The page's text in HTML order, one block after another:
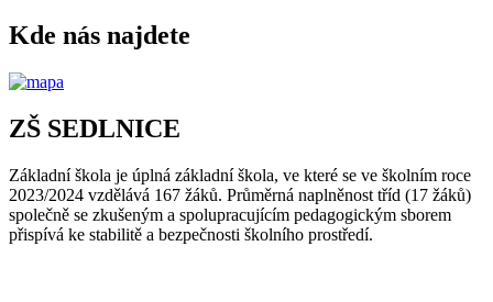
Kde nás najdete
ZŠ SEDLNICE
Základní škola je úplná základní škola, ve které se ve školním roce
2023/2024 vzdělává 167 žáků. Průměrná naplněnost tříd (17 žáků)
společně se zkušeným a spolupracujícím pedagogickým sborem
přispívá ke stabilitě a bezpečnosti školního prostředí.